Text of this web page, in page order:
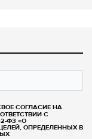
СОГЛАСИЕ НА
С
ФЗ «О
ОПРЕДЕЛЕННЫХ В